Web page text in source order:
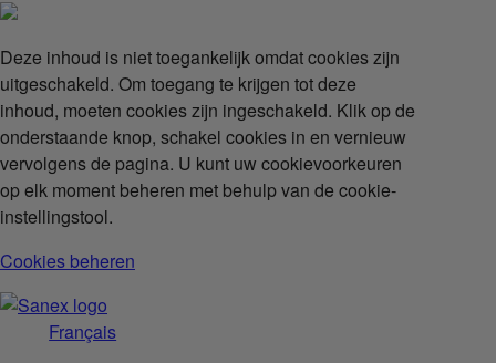
Deze inhoud is niet toegankelijk omdat cookies zijn
uitgeschakeld. Om toegang te krijgen tot deze
inhoud, moeten cookies zijn ingeschakeld. Klik op de
onderstaande knop, schakel cookies in en vernieuw
vervolgens de pagina. U kunt uw cookievoorkeuren
op elk moment beheren met behulp van de cookie-
instellingstool.
Cookies beheren
Français